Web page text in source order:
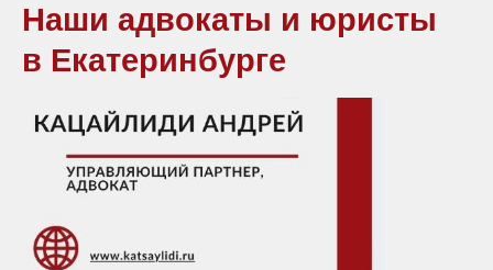
Наши адвокаты и юристы
в Екатеринбурге